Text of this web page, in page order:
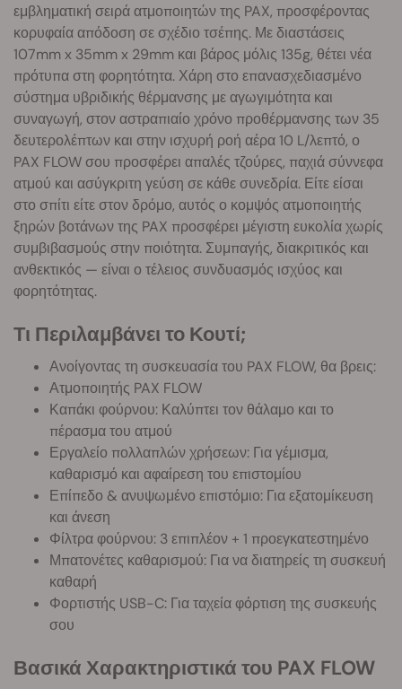
εμβληματική σειρά ατμοποιητών της PAX, προσφέροντας
κορυφαία απόδοση σε σχέδιο τσέπης. Με διαστάσεις
107mm x 35mm x 29mm και βάρος μόλις 135g, θέτει νέα
πρότυπα στη φορητότητα. Χάρη στο επανασχεδιασμένο
σύστημα υβριδικής θέρμανσης με αγωγιμότητα και
συναγωγή, στον αστραπιαίο χρόνο προθέρμανσης των 35
δευτερολέπτων και στην ισχυρή ροή αέρα 10 L/λεπτό, ο
PAX FLOW σου προσφέρει απαλές τζούρες, παχιά σύννεφα
ατμού και ασύγκριτη γεύση σε κάθε συνεδρία. Είτε είσαι
στο σπίτι είτε στον δρόμο, αυτός ο κομψός ατμοποιητής
ξηρών βοτάνων της PAX προσφέρει μέγιστη ευκολία χωρίς
συμβιβασμούς στην ποιότητα. Συμπαγής, διακριτικός και
ανθεκτικός — είναι ο τέλειος συνδυασμός ισχύος και
φορητότητας.
Τι Περιλαμβάνει το Κουτί;
Ανοίγοντας τη συσκευασία του PAX FLOW, θα βρεις:
Ατμοποιητής PAX FLOW
Καπάκι φούρνου: Καλύπτει τον θάλαμο και το
πέρασμα του ατμού
Εργαλείο πολλαπλών χρήσεων: Για γέμισμα,
καθαρισμό και αφαίρεση του επιστομίου
Επίπεδο & ανυψωμένο επιστόμιο: Για εξατομίκευση
και άνεση
Φίλτρα φούρνου: 3 επιπλέον + 1 προεγκατεστημένο
Μπατονέτες καθαρισμού: Για να διατηρείς τη συσκευή
καθαρή
Φορτιστής USB-C: Για ταχεία φόρτιση της συσκευής
σου
Βασικά Χαρακτηριστικά του PAX FLOW